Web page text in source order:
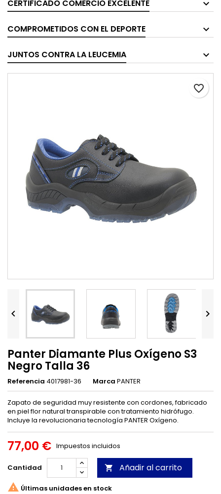
CERTIFICADO COMERCIO EXCELENTE
COMPROMETIDOS CON EL DEPORTE
JUNTOS CONTRA LA LEUCEMIA
favorite_border
 
Panter Diamante Plus Oxígeno S3
Negro Talla 36
Referencia 4017981-36 Marca PANTER
Zapato de seguridad muy resistente con cordones, fabricado
en piel flor natural transpirable con tratamiento hidrófugo.
Incluye la revolucionaria tecnología PANTER Oxígeno.
77,00 € Impuestos incluidos
Cantidad  Añadir al carrito
 Últimas unidades en stock